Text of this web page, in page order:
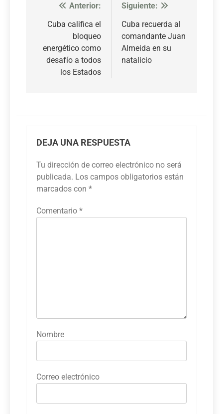
Navegación
de
entradas
Anterior:
Cuba califica el
bloqueo
energético como
desafío a todos
los Estados
Siguiente:
Cuba recuerda al
comandante Juan
Almeida en su
natalicio
DEJA UNA RESPUESTA
Tu dirección de correo electrónico no será
publicada. Los campos obligatorios están
marcados con *
Comentario *
Nombre
Correo electrónico